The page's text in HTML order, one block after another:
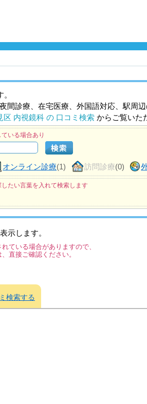
間診療、在宅医療、外国語対応、駅周
区 内視鏡科 の 口コミ検索 からご覧いた
いる場合あり
オンライン診療(1) 訪問診療(0)
たい言葉を入れて検索します
示します。
ている場合がありますので、
直接ご確認ください。
検索する